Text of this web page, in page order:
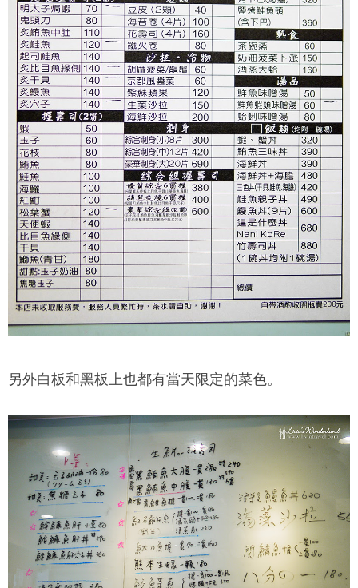
另外白板和黑板上也都有當天限定的菜色。